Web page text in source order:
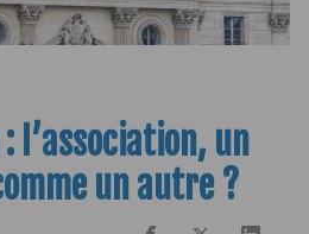
l’association, un
un autre ?